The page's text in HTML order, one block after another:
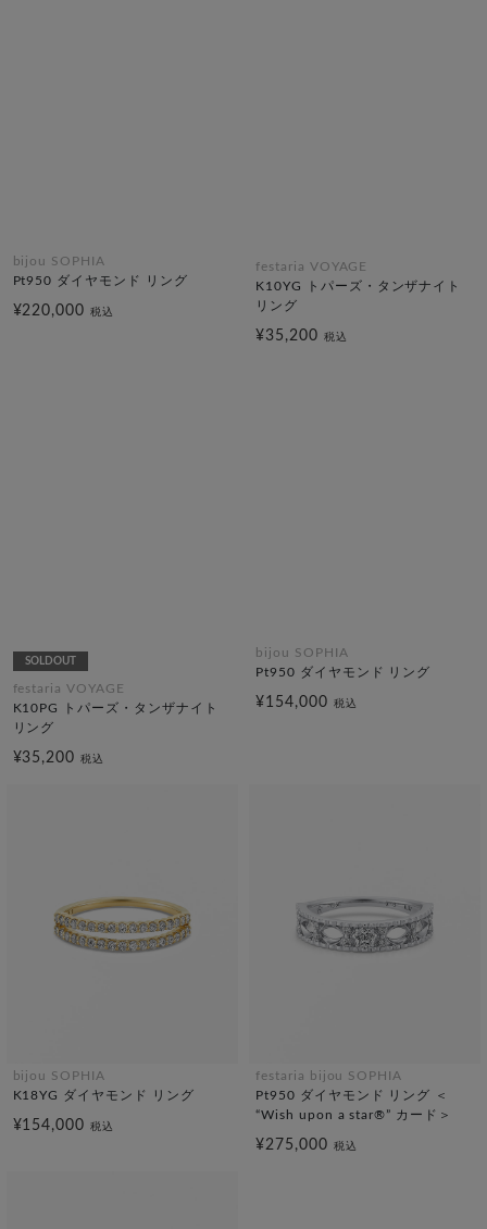
bijou SOPHIA
Pt950 ダイヤモンド リング
¥220,000税込
festaria VOYAGE
K10YG トパーズ・タンザナイト
リング
¥35,200 税込
SOLDOUT
festaria VOYAGE
K10PG トパーズ・タンザナイト
リング
¥35,200税込
bijou SOPHIA
Pt950 ダイヤモンド リング
¥154,000 税込
bijou SOPHIA
K18YG ダイヤモンド リング
¥154,000税込
festaria bijou SOPHIA
Pt950 ダイヤモンド リング ＜
“Wish upon a star®” カード＞
¥275,000 税込